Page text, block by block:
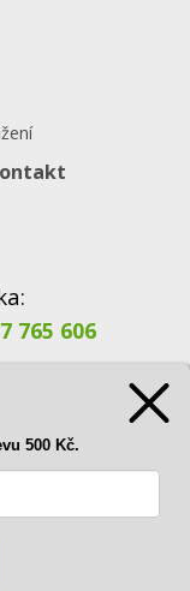
765 606
500 Kč.